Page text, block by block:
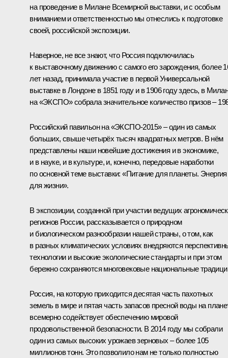
на проведение в Милане Всемирной выставки, и с особым
вниманием и ответственностью мы отнеслись к подготовке
своей, российской экспозиции.
Наверное, не все знают, что Россия подключилась
к выставочному движению с самого его зарождения, более
лет назад, принимала участие в первой Универсальной
выставке в Лондоне в 1851 году и в 1906 году здесь, в
на «ЭКСПО» собрала значительное количество призов –
Российский павильон на «ЭКСПО-2015» – один из самых
больших, свыше четырёх тысяч квадратных метров. В нём
представлены наши новейшие достижения и в экономике,
и в науке, и в культуре, и, конечно, передовые наработки
по основной теме выставки: «Питание для планеты. Энергия
для жизни».
В экспозиции, созданной при участии ведущих
регионов России, рассказывается о природном
и биологическом разнообразии нашей страны, о том, как
в разных климатических условиях внедряются
технологии и высокие экологические стандарты и при этом
бережно сохраняются многовековые национальные
Россия, на которую приходится десятая часть пахотных
земель в мире и пятая часть запасов пресной воды на
всемерно содействует обеспечению мировой
продовольственной безопасности. В 2014 году мы собрали
один из самых высоких урожаев зерновых – более 105
миллионов тонн. Это позволило нам не только полностью